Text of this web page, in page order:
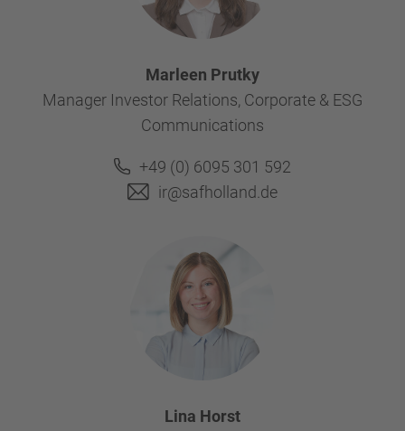
Marleen Prutky
Manager Investor Relations, Corporate & ESG
Communications
+49 (0) 6095 301 592
ir@safholland.de
Lina Horst